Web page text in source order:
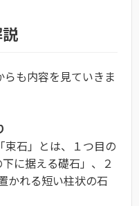
らも内容を見ていきま
束石」とは、１つ目の
に据える礎石」、２
かれる短い柱状の石